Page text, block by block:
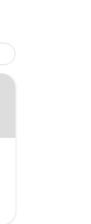
เซลเซียส